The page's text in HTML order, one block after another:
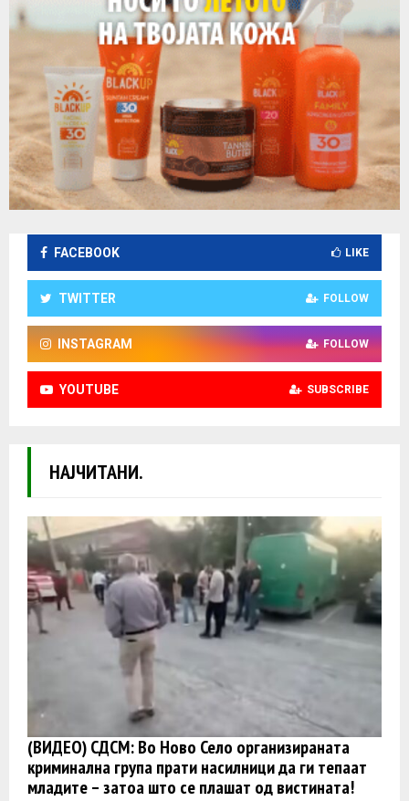
FACEBOOK LIKE
TWITTER FOLLOW
INSTAGRAM FOLLOW
YOUTUBE SUBSCRIBE
НАЈЧИТАНИ.
(ВИДЕО) СДСМ: Во Ново Село организираната
криминална група прати насилници да ги тепаат
младите – затоа што се плашат од вистината!